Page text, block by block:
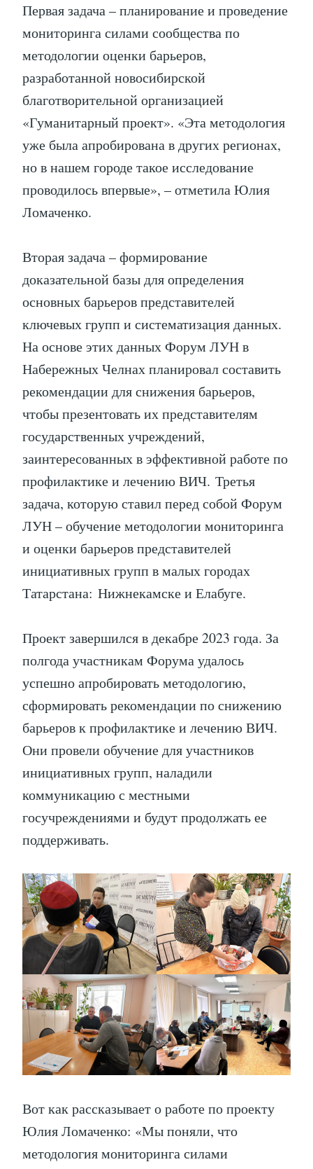
Первая задача – планирование и проведение
мониторинга силами сообщества по
методологии оценки барьеров,
разработанной новосибирской
благотворительной организацией
«Гуманитарный проект». «Эта методология
уже была апробирована в других регионах,
но в нашем городе такое исследование
проводилось впервые», – отметила Юлия
Ломаченко.
Вторая задача – формирование
доказательной базы для определения
основных барьеров представителей
ключевых групп и систематизация данных.
На основе этих данных Форум ЛУН в
Набережных Челнах планировал составить
рекомендации для снижения барьеров,
чтобы презентовать их представителям
государственных учреждений,
заинтересованных в эффективной работе по
профилактике и лечению ВИЧ. Третья
задача, которую ставил перед собой Форум
ЛУН – обучение методологии мониторинга
и оценки барьеров представителей
инициативных групп в малых городах
Татарстана: Нижнекамске и Елабуге.
Проект завершился в декабре 2023 года. За
полгода участникам Форума удалось
успешно апробировать методологию,
сформировать рекомендации по снижению
барьеров к профилактике и лечению ВИЧ.
Они провели обучение для участников
инициативных групп, наладили
коммуникацию с местными
госучреждениями и будут продолжать ее
поддерживать.
Вот как рассказывает о работе по проекту
Юлия Ломаченко: «Мы поняли, что
методология мониторинга силами